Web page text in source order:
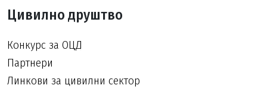
Цивилно друштво
Конкурс за ОЦД
Партнери
Линкови за цивилни сектор